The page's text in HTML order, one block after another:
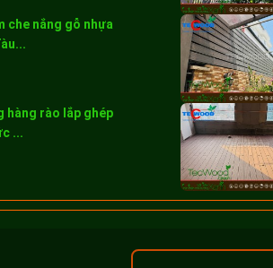
che nắng gỗ nhựa
hàng rào lắp ghép
...